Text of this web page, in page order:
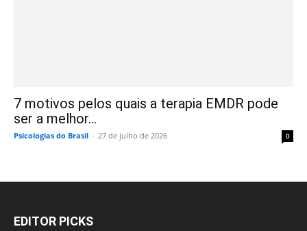
7 motivos pelos quais a terapia EMDR pode
ser a melhor...
Psicologias do Brasil - 27 de julho de 2026 0
EDITOR PICKS